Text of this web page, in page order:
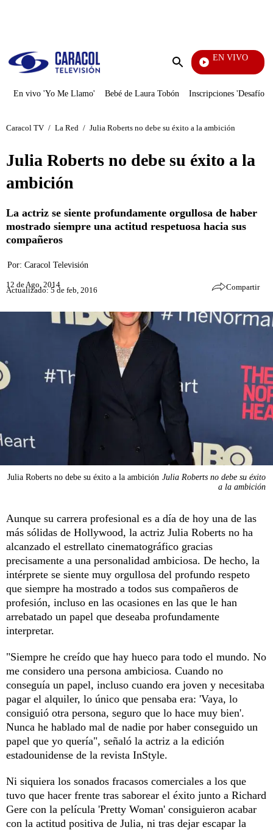
Enviar
EN VIVO
En vivo 'Yo Me Llamo' Bebé de Laura Tobón Inscripciones 'Desafío'
Caracol TV / La Red / Julia Roberts no debe su éxito a la ambición
Julia Roberts no debe su éxito a la
ambición
La actriz se siente profundamente orgullosa de haber
mostrado siempre una actitud respetuosa hacia sus
compañeros
Por: Caracol Televisión
12 de Ago, 2014
Actualizado: 5 de feb, 2016 Compartir
Julia Roberts no debe su éxito a la ambición Julia Roberts no debe su éxito
a la ambición
Aunque su carrera profesional es a día de hoy una de las
más sólidas de Hollywood, la actriz Julia Roberts no ha
alcanzado el estrellato cinematográfico gracias
precisamente a una personalidad ambiciosa. De hecho, la
intérprete se siente muy orgullosa del profundo respeto
que siempre ha mostrado a todos sus compañeros de
profesión, incluso en las ocasiones en las que le han
arrebatado un papel que deseaba profundamente
interpretar.
"Siempre he creído que hay hueco para todo el mundo. No
me considero una persona ambiciosa. Cuando no
conseguía un papel, incluso cuando era joven y necesitaba
pagar el alquiler, lo único que pensaba era: 'Vaya, lo
consiguió otra persona, seguro que lo hace muy bien'.
Nunca he hablado mal de nadie por haber conseguido un
papel que yo quería", señaló la actriz a la edición
estadounidense de la revista InStyle.
Ni siquiera los sonados fracasos comerciales a los que
tuvo que hacer frente tras saborear el éxito junto a Richard
Gere con la película 'Pretty Woman' consiguieron acabar
con la actitud positiva de Julia, ni tras dejar escapar la